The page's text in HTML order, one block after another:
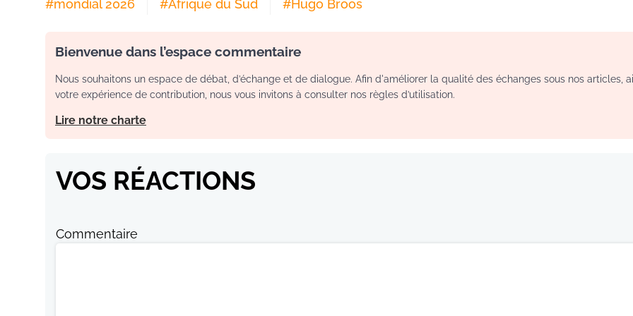
#mondial 2026 #Afrique du Sud #Hugo Broos
Bienvenue dans l’espace commentaire
Nous souhaitons un espace de débat, d’échange et de dialogue. Afin d'améliorer la qualité des échanges sous nos articles,
votre expérience de contribution, nous vous invitons à consulter nos règles d’utilisation.
Lire notre charte
VOS RÉACTIONS
Commentaire